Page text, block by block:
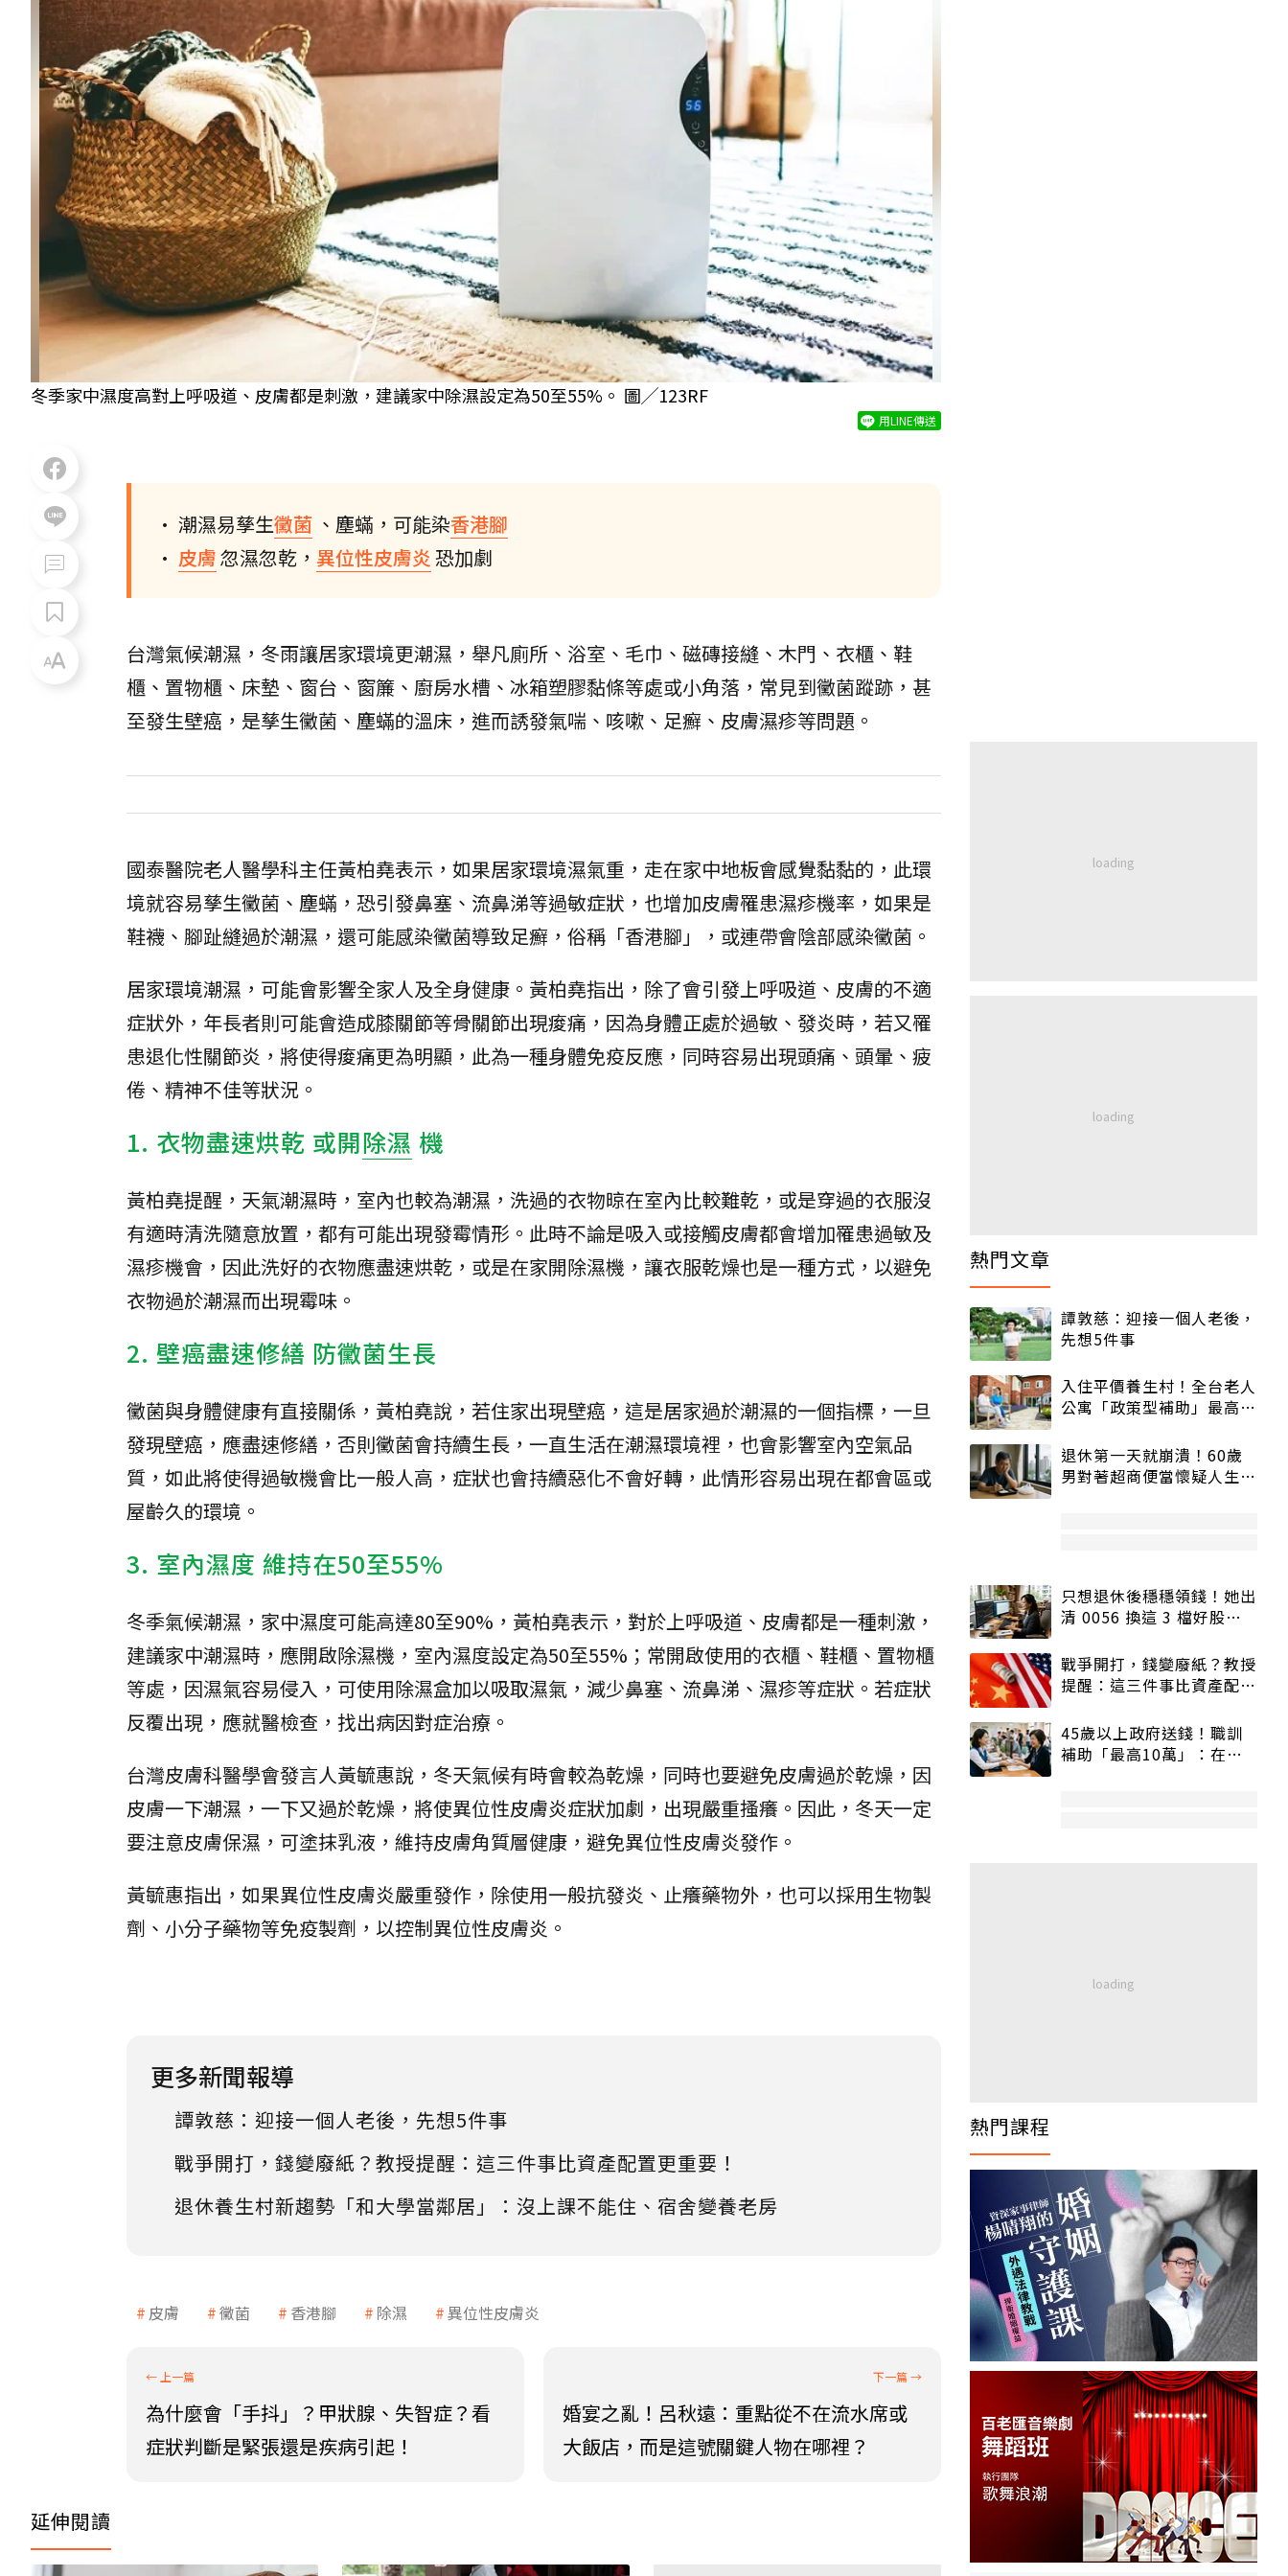
冬季家中濕度高對上呼吸道、皮膚都是刺激，建議家中除濕設定為50至55%。 圖╱123RF
用LINE傳送
• 潮濕易孳生黴菌 、塵蟎，可能染香港腳
• 皮膚忽濕忽乾， 異位性皮膚炎恐加劇
台灣氣候潮濕，冬雨讓居家環境更潮濕，舉凡廁所、浴室、毛巾、磁磚接縫、木門、衣櫃、鞋
櫃、置物櫃、床墊、窗台、窗簾、廚房水槽、冰箱塑膠黏條等處或小角落，常見到黴菌蹤跡，甚
至發生壁癌，是孳生黴菌、塵蟎的溫床，進而誘發氣喘、咳嗽、足癬、皮膚濕疹等問題。
國泰醫院老人醫學科主任黃柏堯表示，如果居家環境濕氣重，走在家中地板會感覺黏黏的，此環
境就容易孳生黴菌、塵蟎，恐引發鼻塞、流鼻涕等過敏症狀，也增加皮膚罹患濕疹機率，如果是
鞋襪、腳趾縫過於潮濕，還可能感染黴菌導致足癬，俗稱「香港腳」，或連帶會陰部感染黴菌。
居家環境潮濕，可能會影響全家人及全身健康。黃柏堯指出，除了會引發上呼吸道、皮膚的不適
症狀外，年長者則可能會造成膝關節等骨關節出現痠痛，因為身體正處於過敏、發炎時，若又罹
患退化性關節炎，將使得痠痛更為明顯，此為一種身體免疫反應，同時容易出現頭痛、頭暈、疲
倦、精神不佳等狀況。
1. 衣物盡速烘乾 或開除濕 機
黃柏堯提醒，天氣潮濕時，室內也較為潮濕，洗過的衣物晾在室內比較難乾，或是穿過的衣服沒
有適時清洗隨意放置，都有可能出現發霉情形。此時不論是吸入或接觸皮膚都會增加罹患過敏及
濕疹機會，因此洗好的衣物應盡速烘乾，或是在家開除濕機，讓衣服乾燥也是一種方式，以避免
衣物過於潮濕而出現霉味。
2. 壁癌盡速修繕 防黴菌生長
黴菌與身體健康有直接關係，黃柏堯說，若住家出現壁癌，這是居家過於潮濕的一個指標，一旦
發現壁癌，應盡速修繕，否則黴菌會持續生長，一直生活在潮濕環境裡，也會影響室內空氣品
質，如此將使得過敏機會比一般人高，症狀也會持續惡化不會好轉，此情形容易出現在都會區或
屋齡久的環境。
3. 室內濕度 維持在50至55%
冬季氣候潮濕，家中濕度可能高達80至90%，黃柏堯表示，對於上呼吸道、皮膚都是一種刺激，
建議家中潮濕時，應開啟除濕機，室內濕度設定為50至55%；常開啟使用的衣櫃、鞋櫃、置物櫃
等處，因濕氣容易侵入，可使用除濕盒加以吸取濕氣，減少鼻塞、流鼻涕、濕疹等症狀。若症狀
反覆出現，應就醫檢查，找出病因對症治療。
台灣皮膚科醫學會發言人黃毓惠說，冬天氣候有時會較為乾燥，同時也要避免皮膚過於乾燥，因
皮膚一下潮濕，一下又過於乾燥，將使異位性皮膚炎症狀加劇，出現嚴重搔癢。因此，冬天一定
要注意皮膚保濕，可塗抹乳液，維持皮膚角質層健康，避免異位性皮膚炎發作。
黃毓惠指出，如果異位性皮膚炎嚴重發作，除使用一般抗發炎、止癢藥物外，也可以採用生物製
劑、小分子藥物等免疫製劑，以控制異位性皮膚炎。
更多新聞報導
譚敦慈：迎接一個人老後，先想5件事
戰爭開打，錢變廢紙？教授提醒：這三件事比資產配置更重要！
退休養生村新趨勢「和大學當鄰居」：沒上課不能住、宿舍變養老房
皮膚 黴菌 香港腳 除濕 異位性皮膚炎
為什麼會「手抖」？甲狀腺、失智症？看
症狀判斷是緊張還是疾病引起！
婚宴之亂！呂秋遠：重點從不在流水席或
大飯店，而是這號關鍵人物在哪裡？
延伸閱讀
熱門文章
譚敦慈：迎接一個人老後，
先想5件事
入住平價養生村！全台老人
公寓「政策型補助」最高打
退休第一天就崩潰！60歲
男對著超商便當懷疑人生
只想退休後穩穩領錢！她出
清 0056 換這 3 檔好股：
戰爭開打，錢變廢紙？教授
提醒：這三件事比資產配置
45歲以上政府送錢！職訓
補助「最高10萬」：在
熱門課程